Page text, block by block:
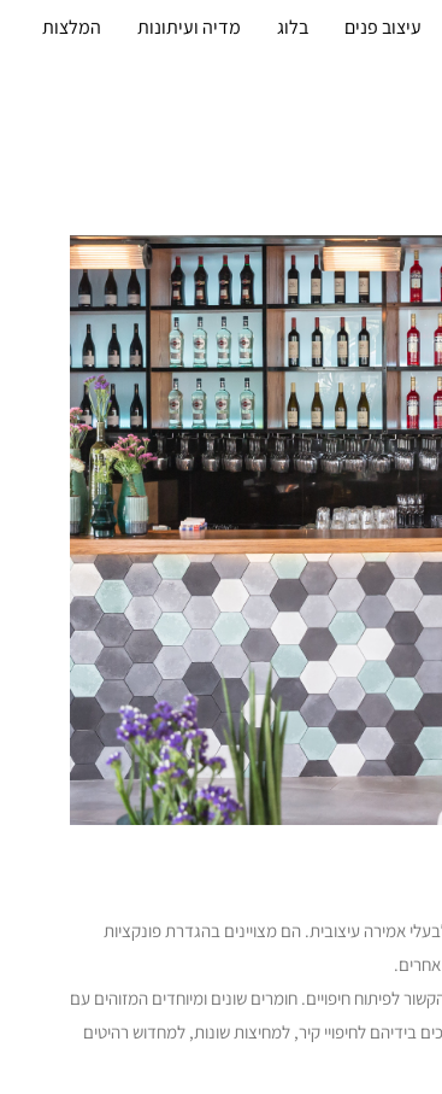
עיצוב פנים בלוג מדיה ועיתונות המלצות
אמירה עיצובית. הם מצויינים בהגדרת פונקציות
אחרים.
לפיתוח חיפויים. חומרים שונים ומיוחדים המזוהים עם
בידיהם לחיפויי קיר, למחיצות שונות, למחדוש רהיטים